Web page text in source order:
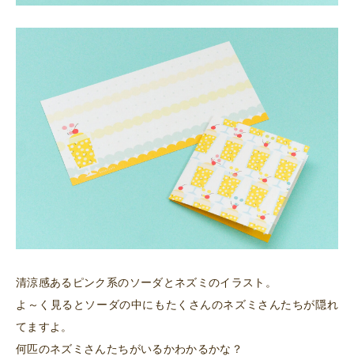
清涼感あるピンク系のソーダとネズミのイラスト。
よ～く見るとソーダの中にもたくさんのネズミさんたちが隠れ
てますよ。
何匹のネズミさんたちがいるかわかるかな？